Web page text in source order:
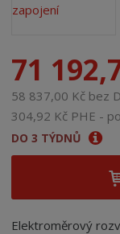
71
58 837,00 Kč bez
304,92 Kč PHE -
DO 3 TÝDNŮ
Elektroměrový